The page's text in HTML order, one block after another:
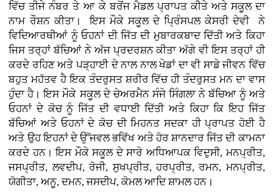
ਵਿੱਚ ਤੀਜੇ ਨੰਬਰ ਤੇ ਆ ਕੇ ਬਰੋਂਜ ਮੈਡਲ ਪ੍ਰਾਪਤ ਕੀਤੇ ਅਤੇ ਸਕੂਲ ਦਾ
ਨਾਮ ਰੌਸ਼ਨ ਕੀਤਾ। ਇਸ ਮੌਕੇ ਸਕੂਲ ਦੇ ਪ੍ਰਿੰਸਪਲ ਕੇਸਰੀ ਦੇਵੀ ਨੇ
ਵਿਦਿਆਰਥੀਆਂ ਨੂੰ ਓਹਨਾਂ ਦੀ ਜਿੱਤ ਦੀ ਮੁਬਾਰਕਬਾਦ ਦਿੱਤੀ ਅਤੇ ਕਿਹਾ
ਜਿਸ ਤਰ੍ਹਾਂ ਬੱਚਿਆਂ ਨੇ ਅੱਜ ਪ੍ਰਦਰਸ਼ਨ ਕੀਤਾ ਅੱਗੇ ਵੀ ਇਸ ਤਰ੍ਹਾਂ ਹੀ
ਕਰਦੇ ਰਹਿਣ ਅਤੇ ਪੜ੍ਹਾਈ ਦੇ ਨਾਲ ਨਾਲ ਖੇਡਾਂ ਦਾ ਵੀ ਸਾਡੇ ਜੀਵਨ ਵਿੱਚ
ਬਹੁਤ ਮਹੱਤਵ ਹੈ ਇਕ ਤੰਦਰੁਸਤ ਸ਼ਰੀਰ ਵਿੱਚ ਹੀ ਤੰਦਰੁਸਤ ਮਨ ਦਾ ਵਾਸ
ਹੁੰਦਾ ਹੈ। ਇਸ ਮੌਕੇ ਸਕੂਲ ਦੇ ਚੇਅਰਮੈਨ ਸੰਜੇ ਸਿੰਗਲਾ ਨੇ ਬੱਚਿਆ ਨੂੰ ਅਤੇ
ਓਹਨਾਂ ਦੇ ਕੋਚ ਨੂੰ ਜਿੱਤ ਦੀ ਵਧਾਈ ਦਿੱਤੀ ਅਤੇ ਕਿਹਾ ਕਿ ਇਹ ਜਿੱਤ
ਬੱਚਿਆਂ ਅਤੇ ਓਹਨਾਂ ਦੇ ਕੋਚ ਦੀ ਮਿਹਨਤ ਸਦਕਾ ਹੀ ਪ੍ਰਾਪਤ ਹੋਈ ਹੈ
ਅਤੇ ਉਹ ਇਹਨਾਂ ਦੇ ਉੱਜਵਲ ਭਵਿੱਖ ਅਤੇ ਹੋਰ ਸ਼ਾਨਦਾਰ ਜਿੱਤ ਦੀ ਕਾਮਨਾ
ਕਰਦੇ ਹਨ। ਇਸ ਮੌਕੇ ਸਕੂਲ ਦੇ ਸਾਰੇ ਅਧਿਆਪਕ ਵਿਦੁਸੀ, ਮਨਪ੍ਰੀਤ,
ਜਸਪ੍ਰੀਤ, ਲਵਦੀਪ, ਰੋਜੀ, ਸੁਖਪ੍ਰੀਤ, ਹਰਪ੍ਰੀਤ, ਰਮਨ, ਮਨਪ੍ਰੀਤ,
ਯੋਗੀਤਾ, ਅਨੂ, ਦਮਨ, ਜਸਦੀਪ, ਕੋਮਲ ਆਦਿ ਸ਼ਾਮਲ ਹਨ।